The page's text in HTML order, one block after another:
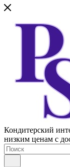
Кондитерский
низким ценам с